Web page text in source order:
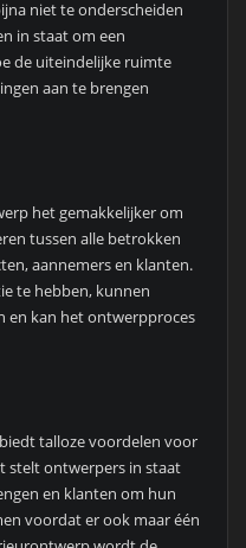
niet te onderscheiden
in staat om een
de uiteindelijke ruimte
aan te brengen
het gemakkelijker om
tussen alle betrokken
aannemers en klanten.
te hebben, kunnen
en kan het ontwerpproces
talloze voordelen voor
stelt ontwerpers in staat
en klanten om hun
voordat er ook maar één